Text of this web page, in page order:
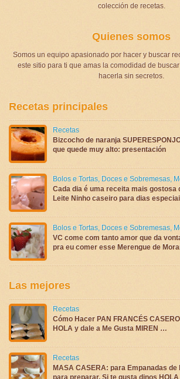
colección de recetas.
Quienes somos
Somos un equipo apasionado por hacer y buscar
este sitio para ti que amas la comodidad de
hacerla sin secretos.
Recetas principales
Recetas
Bizcocho de naranja
que quede muy alto: presentación
Bolos e Tortas, Doces e Sobremesas,
Cada dia é uma receita mais gostosa
Leite Ninho caseiro para dias
Bolos e Tortas, Doces e Sobremesas,
VC come com tanto amor que da
pra eu comer esse Merengue de
Las mejores
Recetas
Cómo Hacer PAN FRANCÉS
HOLA y dale a Me Gusta MIREN …
Recetas
MASA CASERA: para Empanadas
para preparar, Si te gusta dinos